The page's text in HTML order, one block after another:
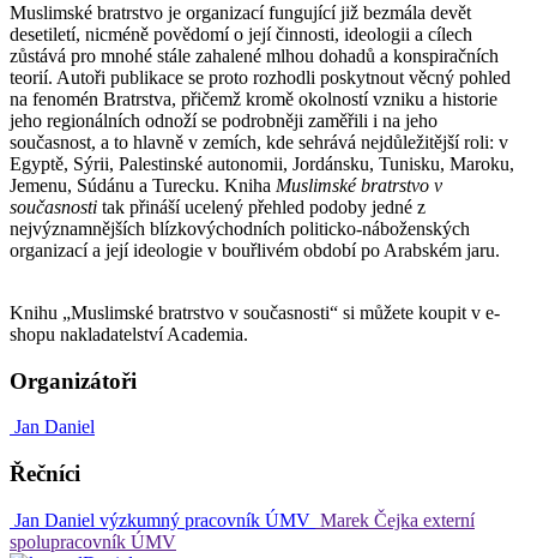
Muslimské bratrstvo je organizací fungující již bezmála devět
desetiletí, nicméně povědomí o její činnosti, ideologii a cílech
zůstává pro mnohé stále zahalené mlhou dohadů a konspiračních
teorií. Autoři publikace se proto rozhodli poskytnout věcný pohled
na fenomén Bratrstva, přičemž kromě okolností vzniku a historie
jeho regionálních odnoží se podrobněji zaměřili i na jeho
současnost, a to hlavně v zemích, kde sehrává nejdůležitější roli: v
Egyptě, Sýrii, Palestinské autonomii, Jordánsku, Tunisku, Maroku,
Jemenu, Súdánu a Turecku. Kniha Muslimské bratrstvo v
současnosti tak přináší ucelený přehled podoby jedné z
nejvýznamnějších blízkovýchodních politicko-náboženských
organizací a její ideologie v bouřlivém období po Arabském jaru.
Knihu „Muslimské bratrstvo v současnosti“ si můžete koupit v e-
shopu nakladatelství Academia.
Organizátoři
Jan Daniel
Řečníci
Jan Daniel výzkumný pracovník ÚMV Marek Čejka externí
spolupracovník ÚMV